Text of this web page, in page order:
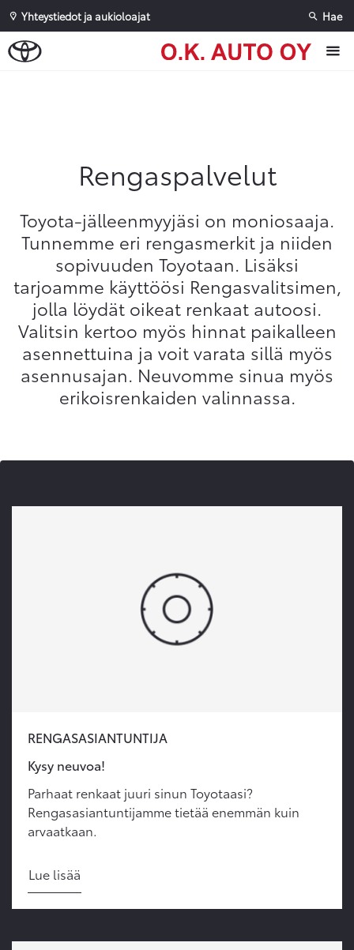
Yhteystiedot ja aukioloajat Hae
Rengaspalvelut
Toyota-jälleenmyyjäsi on moniosaaja.
Tunnemme eri rengasmerkit ja niiden
sopivuuden Toyotaan. Lisäksi
tarjoamme käyttöösi Rengasvalitsimen,
jolla löydät oikeat renkaat autoosi.
Valitsin kertoo myös hinnat paikalleen
asennettuina ja voit varata sillä myös
asennusajan. Neuvomme sinua myös
erikoisrenkaiden valinnassa.
RENGASASIANTUNTIJA
Kysy neuvoa!
Parhaat renkaat juuri sinun Toyotaasi?
Rengasasiantuntijamme tietää enemmän kuin
arvaatkaan.
Lue lisää